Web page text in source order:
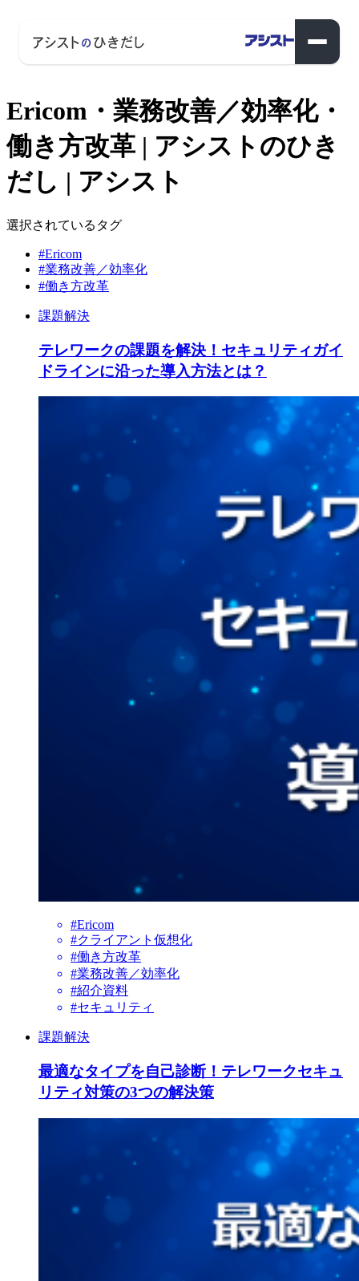
Ericom・業務改善／効率化・
働き方改革 | アシストのひき
だし | アシスト
選択されているタグ
#Ericom
#業務改善／効率化
#働き方改革
課題解決
テレワークの課題を解決！セキュリティガイ
ドラインに沿った導入方法とは？
#Ericom
#クライアント仮想化
#働き方改革
#業務改善／効率化
#紹介資料
#セキュリティ
課題解決
最適なタイプを自己診断！テレワークセキュ
リティ対策の3つの解決策